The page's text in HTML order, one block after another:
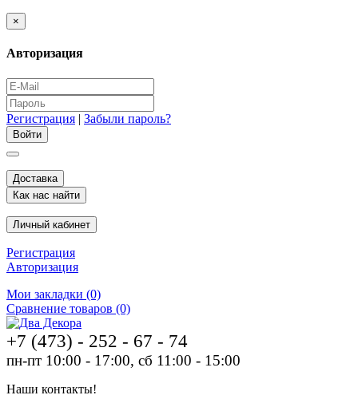
×
Авторизация
Регистрация | Забыли пароль?
Доставка
Как нас найти
Личный кабинет
Регистрация
Авторизация
Мои закладки (0)
Сравнение товаров (0)
+7 (473) - 252 - 67 - 74
пн-пт 10:00 - 17:00, сб 11:00 - 15:00
Наши контакты!